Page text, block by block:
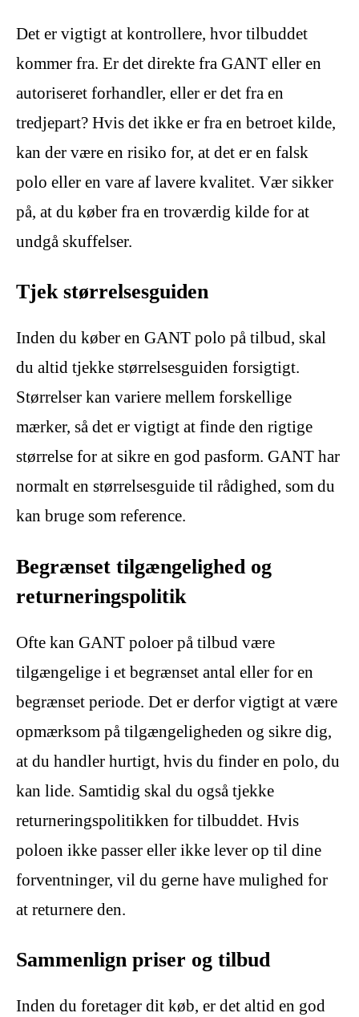
Det er vigtigt at kontrollere, hvor tilbuddet
kommer fra. Er det direkte fra GANT eller en
autoriseret forhandler, eller er det fra en
tredjepart? Hvis det ikke er fra en betroet kilde,
kan der være en risiko for, at det er en falsk
polo eller en vare af lavere kvalitet. Vær sikker
på, at du køber fra en troværdig kilde for at
undgå skuffelser.
Tjek størrelsesguiden
Inden du køber en GANT polo på tilbud, skal
du altid tjekke størrelsesguiden forsigtigt.
Størrelser kan variere mellem forskellige
mærker, så det er vigtigt at finde den rigtige
størrelse for at sikre en god pasform. GANT har
normalt en størrelsesguide til rådighed, som du
kan bruge som reference.
Begrænset tilgængelighed og
returneringspolitik
Ofte kan GANT poloer på tilbud være
tilgængelige i et begrænset antal eller for en
begrænset periode. Det er derfor vigtigt at være
opmærksom på tilgængeligheden og sikre dig,
at du handler hurtigt, hvis du finder en polo, du
kan lide. Samtidig skal du også tjekke
returneringspolitikken for tilbuddet. Hvis
poloen ikke passer eller ikke lever op til dine
forventninger, vil du gerne have mulighed for
at returnere den.
Sammenlign priser og tilbud
Inden du foretager dit køb, er det altid en god